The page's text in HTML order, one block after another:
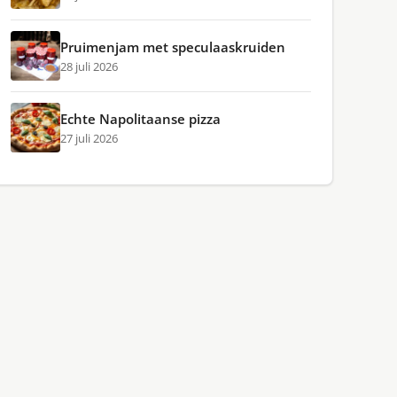
Pruimenjam met speculaaskruiden
28 juli 2026
Echte Napolitaanse pizza
27 juli 2026